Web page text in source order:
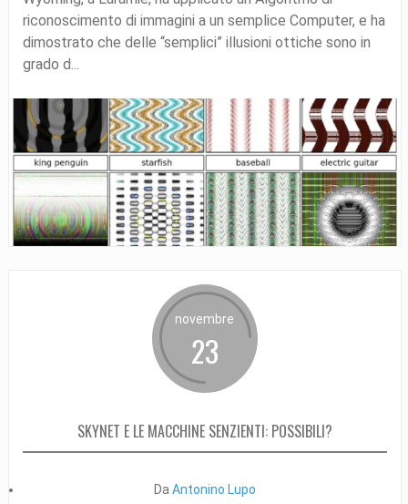
riconoscimento di immagini a un semplice Computer, e ha
dimostrato che delle “semplici” illusioni ottiche sono in
grado d...
novembre
23
SKYNET E LE MACCHINE SENZIENTI: POSSIBILI?
Da Antonino Lupo